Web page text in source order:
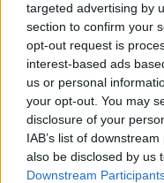
targeted advertising by
section to confirm your
opt-out request is
interest-based ads
us or personal
your opt-out. You may
disclosure of your
IAB’s list of
also be disclosed by us
Downstream